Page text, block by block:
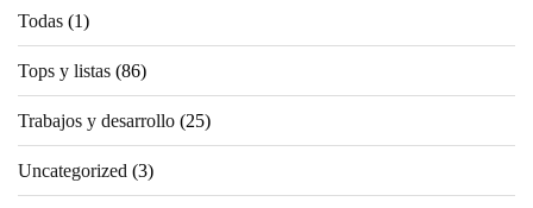
Todas (1)
Tops y listas (86)
Trabajos y desarrollo (25)
Uncategorized (3)